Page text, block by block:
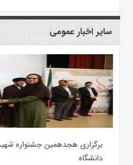
سایر اخبار عمومی
برگزاری هجدهمین جشنواره
دانشگاه